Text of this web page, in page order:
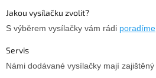
a
c
r
n
Jakou vysílačku zvolit?
S výběrem vysílačky vám rádi poradíme
Servis
Námi dodávané vysílačky mají zajištěný